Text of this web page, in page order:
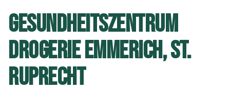
GESUNDHEITSZENTRUM
DROGERIE EMMERICH, ST.
RUPRECHT